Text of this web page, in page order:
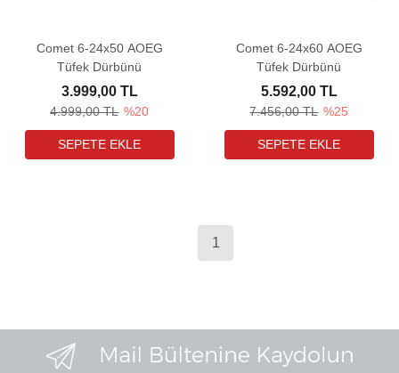
Comet 6-24x50 AOEG
Tüfek Dürbünü
4.999,00 TL %20
3.999,00 TL
Comet 6-24x60 AOEG
Tüfek Dürbünü
7.456,00 TL %25
5.592,00 TL
1